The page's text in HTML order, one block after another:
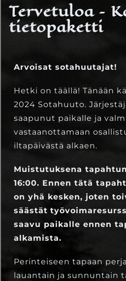
Tervetuloa –
tietopaketti
Arvoisat sotahuutajat!
Hetki on täällä! Tänään
2024 Sotahuuto.
saapunut paikalle ja
vastaanottamaan
iltapäivästä alkaen.
Muistutuksena
16:00. Ennen tätä
on yhä kesken, joten
säästät
saavu paikalle ennen
alkamista.
Perinteiseen tapaan
lauantain ja sunnuntain